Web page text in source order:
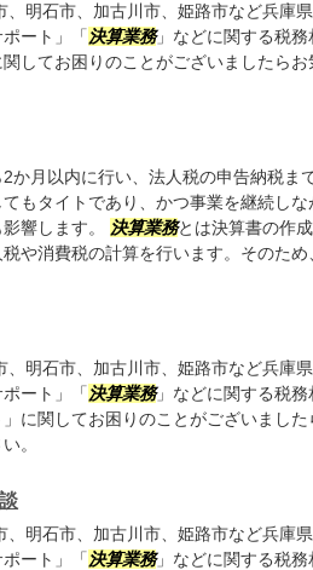
、明石市、加古川市、姫路市など兵庫
ート」「 決算業務」などに関する税務
してお困りのことがございましたらお
か月以内に行い、法人税の申告納税ま
もタイトであり、かつ事業を継続しな
響します。
決算業務とは決算書の作
や消費税の計算を行います。そのため
、明石市、加古川市、姫路市など兵庫
ート」「 決算業務」などに関する税務
に関してお困りのことがございました
。
、明石市、加古川市、姫路市など兵庫
ート」「 決算業務」などに関する税務